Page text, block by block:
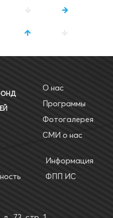
О нас
Программы
Фотогалерея
СМИ о нас
Информация
ФПП ИС